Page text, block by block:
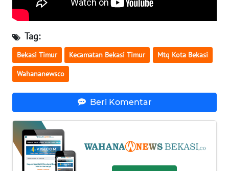
Tag:
Bekasi Timur Kecamatan Bekasi Timur Mtq Kota Bekasi
Wahananewsco
Beri Komentar
JOGJA
WN
JATIM
WN
BALI
WN
KALBAR
WN
KALTENG